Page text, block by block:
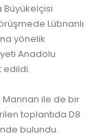
Büyükelçisi
Lübnanlı
yönelik
Anadolu
edildi.
ile de bir
toplantıda D8
bulundu.